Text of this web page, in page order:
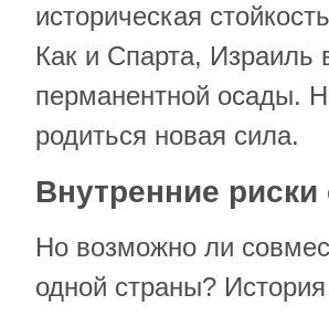
историческая
Как и Спарта, Израиль
перманентной осады.
родиться новая сила.
Внутренние риски
Но возможно ли
одной страны?